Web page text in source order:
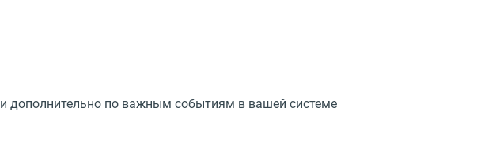
дополнительно по важным событиям в вашей системе